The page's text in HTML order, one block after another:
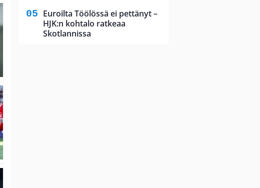
Euroilta Töölössä ei pettänyt –
HJK:n kohtalo ratkeaa
Skotlannissa